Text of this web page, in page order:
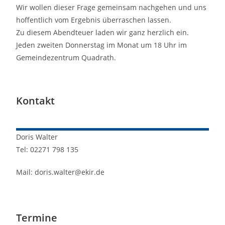
Wir wollen dieser Frage gemeinsam nachgehen und uns
hoffentlich vom Ergebnis überraschen lassen.
Zu diesem Abendteuer laden wir ganz herzlich ein.
Jeden zweiten Donnerstag im Monat um 18 Uhr im
Gemeindezentrum Quadrath.
Kontakt
Doris Walter
Tel: 02271 798 135
Mail: doris.walter@ekir.de
Termine